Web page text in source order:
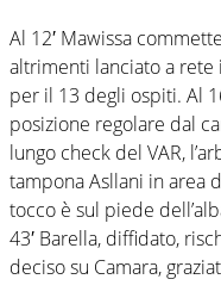
Al 12′ Mawissa
altrimenti lanciato a rete
per il 13 degli ospiti. Al
posizione regolare dal
lungo check del VAR,
tampona Asllani in area
tocco è sul piede
43′ Barella, diffidato,
deciso su Camara,